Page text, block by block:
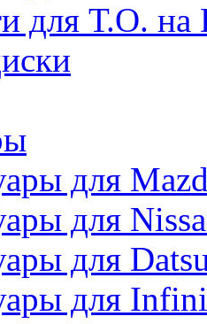
для Т.О. на
для
для
для
для